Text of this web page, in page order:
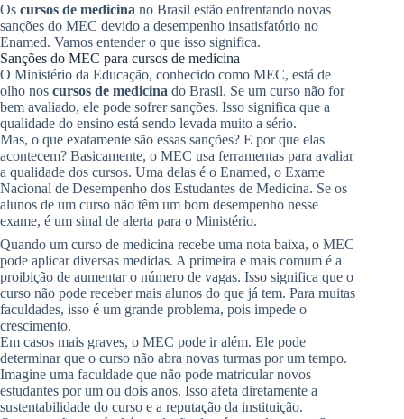
Os cursos de medicina no Brasil estão enfrentando novas
sanções do MEC devido a desempenho insatisfatório no
Enamed. Vamos entender o que isso significa.
Sanções do MEC para cursos de medicina
O Ministério da Educação, conhecido como MEC, está de
olho nos cursos de medicina do Brasil. Se um curso não for
bem avaliado, ele pode sofrer sanções. Isso significa que a
qualidade do ensino está sendo levada muito a sério.
Mas, o que exatamente são essas sanções? E por que elas
acontecem? Basicamente, o MEC usa ferramentas para avaliar
a qualidade dos cursos. Uma delas é o Enamed, o Exame
Nacional de Desempenho dos Estudantes de Medicina. Se os
alunos de um curso não têm um bom desempenho nesse
exame, é um sinal de alerta para o Ministério.
Quando um curso de medicina recebe uma nota baixa, o MEC
pode aplicar diversas medidas. A primeira e mais comum é a
proibição de aumentar o número de vagas. Isso significa que o
curso não pode receber mais alunos do que já tem. Para muitas
faculdades, isso é um grande problema, pois impede o
crescimento.
Em casos mais graves, o MEC pode ir além. Ele pode
determinar que o curso não abra novas turmas por um tempo.
Imagine uma faculdade que não pode matricular novos
estudantes por um ou dois anos. Isso afeta diretamente a
sustentabilidade do curso e a reputação da instituição.